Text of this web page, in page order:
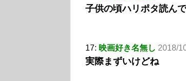
子供の頃ハリポタ読ん
17: 映画好き名無し 2018/
実際まずいけどね